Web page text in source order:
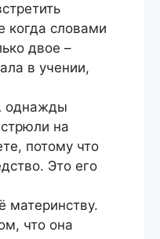
когда словами
двое –
в учении,
однажды
на
потому что
Это его
материнству.
что она